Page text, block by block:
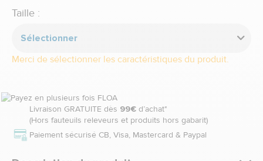
Taille :
Sélectionner
Merci de sélectionner les caractéristiques du produit.
Livraison GRATUITE dès 99€ d’achat*
(Hors fauteuils releveurs et produits hors gabarit)
Paiement sécurisé CB, Visa, Mastercard & Paypal